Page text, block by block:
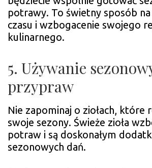
potrawy. To świetny sposób
czasu i wzbogacenie swojego
kulinarnego.
5. Używanie
przypraw
Nie zapominaj o ziołach, które
swoje sezony. Świeże zioła
potraw i są doskonałym
sezonowych dań.